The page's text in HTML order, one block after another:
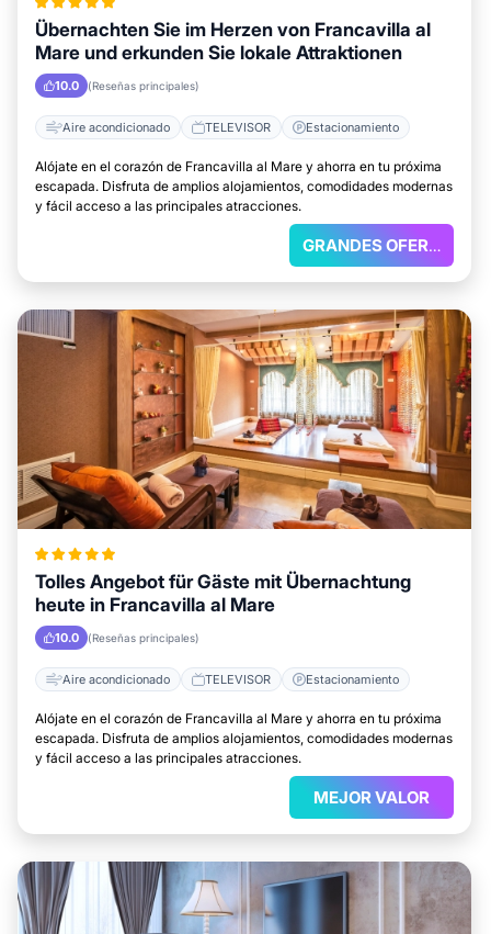
Übernachten Sie im Herzen von Francavilla al
Mare und erkunden Sie lokale Attraktionen
10.0 (Reseñas principales)
Aire acondicionado TELEVISOR Estacionamiento
Alójate en el corazón de Francavilla al Mare y ahorra en tu próxima
escapada. Disfruta de amplios alojamientos, comodidades modernas
y fácil acceso a las principales atracciones.
GRANDES OFERTAS
Tolles Angebot für Gäste mit Übernachtung
heute in Francavilla al Mare
10.0 (Reseñas principales)
Aire acondicionado TELEVISOR Estacionamiento
Alójate en el corazón de Francavilla al Mare y ahorra en tu próxima
escapada. Disfruta de amplios alojamientos, comodidades modernas
y fácil acceso a las principales atracciones.
MEJOR VALOR